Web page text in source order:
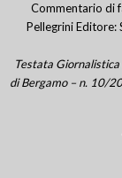
Commentario di
Pellegrini Editore:
Testata
di Bergamo – n. 10/